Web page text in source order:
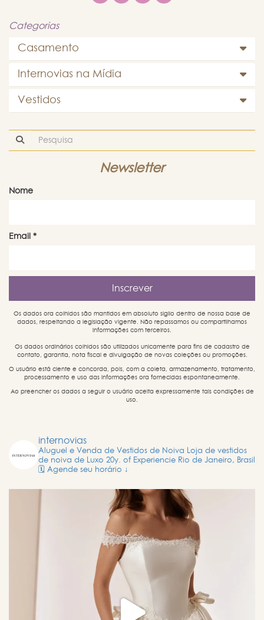
Categorias
Casamento
Internovias na Mídia
Vestidos
Newsletter
Nome
Email *
Os dados ora colhidos são mantidos em absoluto sigilo dentro de nossa base de
dados, respeitando a legislação vigente. Não repassamos ou compartilhamos
informações com terceiros.
Os dados ordinários colhidos são utilizados unicamente para fins de cadastro de
contato, garantia, nota fiscal e divulgação de novas coleções ou promoções.
O usuário está ciente e concorda, pois, com a coleta, armazenamento, tratamento,
processamento e uso das informações ora fornecidas espontaneamente.
Ao preencher os dados a seguir o usuário aceita expressamente tais condições de
uso.
internovias
Aluguel e Venda de Vestidos de Noiva Loja de vestidos
de noiva de Luxo 20y. of Experiencie Rio de Janeiro, Brasil
🗓️ Agende seu horário ↓